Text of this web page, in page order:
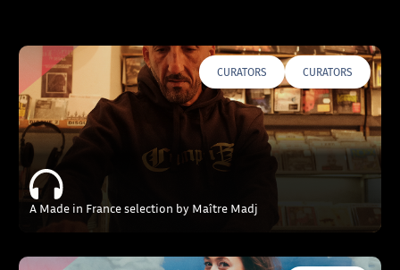
CURATORS CURATORS
A Made in France selection by Maître Madj